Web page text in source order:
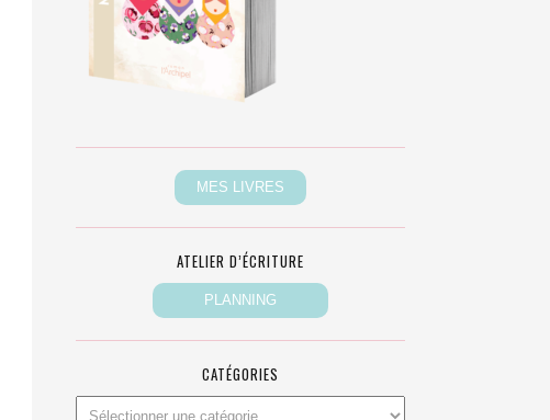
ATELIER D’ÉCRITURE
CATÉGORIES